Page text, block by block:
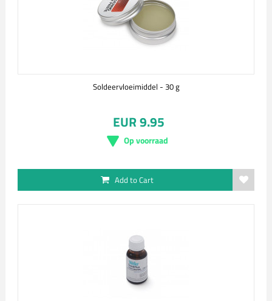
Soldeervloeimiddel - 30 g
EUR 9.95
Op voorraad
Add to Cart